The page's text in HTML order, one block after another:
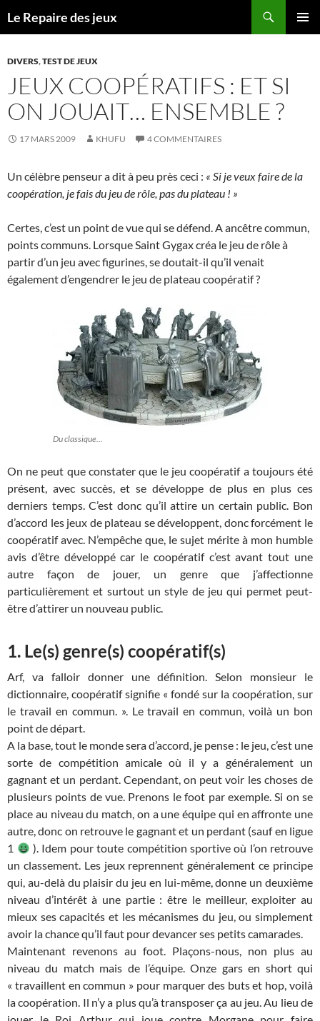
Le Repaire des jeux
CONTENU
DIVERS,TEST DE JEUX
JEUX COOPÉRATIFS : ET SI
ON JOUAIT… ENSEMBLE ?
17 MARS 2009 KHUFU 4 COMMENTAIRES
Un célèbre penseur a dit à peu près ceci : « Si je veux faire de la
coopération, je fais du jeu de rôle, pas du plateau ! »
Certes, c’est un point de vue qui se défend. A ancêtre commun,
points communs. Lorsque Saint Gygax créa le jeu de rôle à
partir d’un jeu avec figurines, se doutait-il qu’il venait
également d’engendrer le jeu de plateau coopératif ?
Du classique...
On ne peut que constater que le jeu coopératif a toujours été
présent, avec succès, et se développe de plus en plus ces
derniers temps. C’est donc qu’il attire un certain public. Bon
d’accord les jeux de plateau se développent, donc forcément le
coopératif avec. N’empêche que, le sujet mérite à mon humble
avis d’être développé car le coopératif c’est avant tout une
autre façon de jouer, un genre que j’affectionne
particulièrement et surtout un style de jeu qui permet peut-
être d’attirer un nouveau public.
1. Le(s) genre(s) coopératif(s)
Arf, va falloir donner une définition. Selon monsieur le
dictionnaire, coopératif signifie « fondé sur la coopération, sur
le travail en commun. ». Le travail en commun, voilà un bon
point de départ.
A la base, tout le monde sera d’accord, je pense : le jeu, c’est une
sorte de compétition amicale où il y a généralement un
gagnant et un perdant. Cependant, on peut voir les choses de
plusieurs points de vue. Prenons le foot par exemple. Si on se
place au niveau du match, on a une équipe qui en affronte une
autre, donc on retrouve le gagnant et un perdant (sauf en ligue
1
). Idem pour toute compétition sportive où l’on retrouve
un classement. Les jeux reprennent généralement ce principe
qui, au-delà du plaisir du jeu en lui-même, donne un deuxième
niveau d’intérêt à une partie : être le meilleur, exploiter au
mieux ses capacités et les mécanismes du jeu, ou simplement
avoir la chance qu’il faut pour devancer ses petits camarades.
Maintenant revenons au foot. Plaçons-nous, non plus au
niveau du match mais de l’équipe. Onze gars en short qui
« travaillent en commun » pour marquer des buts et hop, voilà
la coopération. Il n’y a plus qu’à transposer ça au jeu. Au lieu de